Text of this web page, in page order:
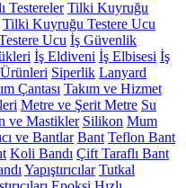
Testereler Tilki Kuyruğu
Tilki Kuyruğu Testere Ucu
Ucu İş Güvenlik
İş Eldiveni İş Elbisesi İş
Siperlik Lanyard
Çantası Takım ve Hizmet
Metre ve Şerit Metre Su
ve Mastikler Silikon Mum
ve Bantlar Bant Teflon Bant
Koli Bandı Çift Taraflı Bant
Yapıştırıcılar Tutkal